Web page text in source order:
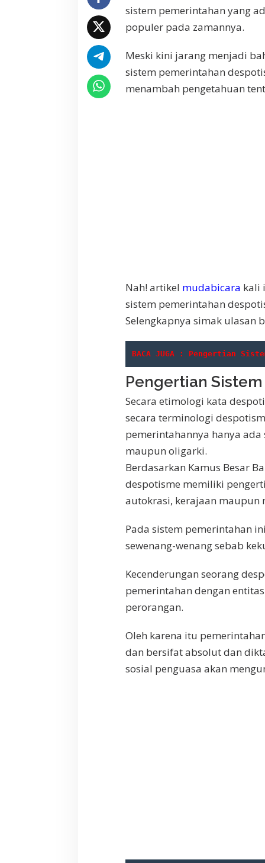
D
a
i
i
-
sistem pemerintahan yang
populer pada zamannya.
Meski kini jarang menjadi
sistem pemerintahan
menambah pengetahuan
Nah! artikel mudabicara kali
sistem pemerintahan
Selengkapnya simak ulasan
BACA JUGA : Pengertian
Pengertian
Secara etimologi kata
secara terminologi d
pemerintahannya hanya
maupun oligarki.
Berdasarkan Kamus Besar
despotisme memiliki
autokrasi, kerajaan maupun
Pada sistem pemerintahan
sewenang-wenang sebab
Kecenderungan seorang
pemerintahan dengan
perorangan.
Oleh karena itu
dan bersifat absolut dan
sosial penguasa akan